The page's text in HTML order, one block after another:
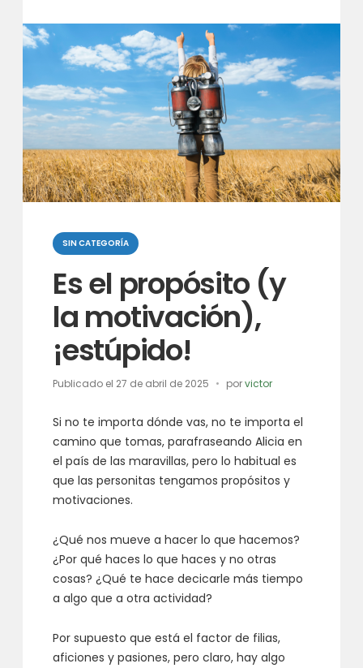
Categorias
SIN CATEGORÍA
Es el propósito (y
la motivación),
¡estúpido!
Publicado el 27 de abril de 2025 porvictor
Si no te importa dónde vas, no te importa el
camino que tomas, parafraseando Alicia en
el país de las maravillas, pero lo habitual es
que las personitas tengamos propósitos y
motivaciones.
¿Qué nos mueve a hacer lo que hacemos?
¿Por qué haces lo que haces y no otras
cosas? ¿Qué te hace decicarle más tiempo
a algo que a otra actividad?
Por supuesto que está el factor de filias,
aficiones y pasiones, pero claro, hay algo